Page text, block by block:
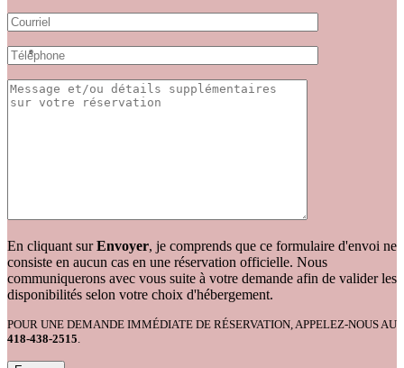
En cliquant surEnvoyer, je comprends que ce formulaire d'envoi ne
consiste en aucun cas en une réservation officielle. Nous
communiquerons avec vous suite à votre demande afin de valider les
disponibilités selon votre choix d'hébergement.
POUR UNE DEMANDE IMMÉDIATE DE RÉSERVATION, APPELEZ-NOUS AU
418-438-2515.